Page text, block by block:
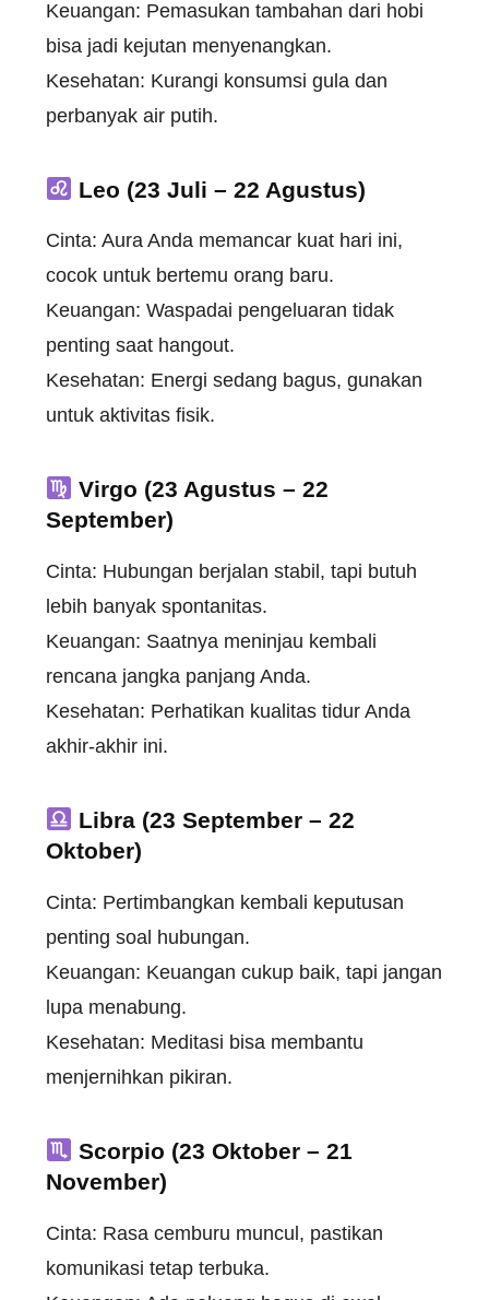
Keuangan: Pemasukan tambahan dari hobi
bisa jadi kejutan menyenangkan.
Kesehatan: Kurangi konsumsi gula dan
perbanyak air putih.
Leo (23 Juli – 22 Agustus)
Cinta: Aura Anda memancar kuat hari ini,
cocok untuk bertemu orang baru.
Keuangan: Waspadai pengeluaran tidak
penting saat hangout.
Kesehatan: Energi sedang bagus, gunakan
untuk aktivitas fisik.
Virgo (23 Agustus – 22
September)
Cinta: Hubungan berjalan stabil, tapi butuh
lebih banyak spontanitas.
Keuangan: Saatnya meninjau kembali
rencana jangka panjang Anda.
Kesehatan: Perhatikan kualitas tidur Anda
akhir-akhir ini.
Libra (23 September – 22
Oktober)
Cinta: Pertimbangkan kembali keputusan
penting soal hubungan.
Keuangan: Keuangan cukup baik, tapi jangan
lupa menabung.
Kesehatan: Meditasi bisa membantu
menjernihkan pikiran.
Scorpio (23 Oktober – 21
November)
Cinta: Rasa cemburu muncul, pastikan
komunikasi tetap terbuka.